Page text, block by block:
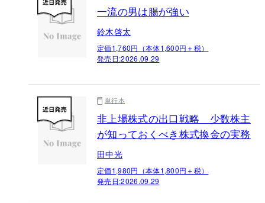
一流の男は腸が強い
鈴木啓太
定価1,760円（本体1,600円＋税）
発売日:2026.09.29
単行本
非上場株式の出口戦略 少数株主
が知っておくべき株式換金の実務
田中光
定価1,980円（本体1,800円＋税）
発売日:2026.09.29